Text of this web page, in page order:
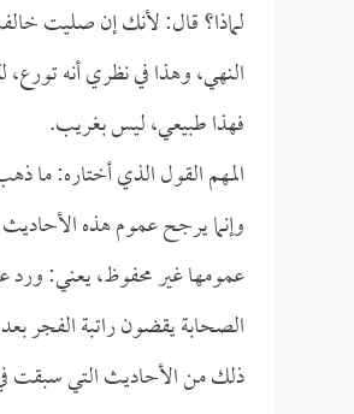
لماذا؟ قال: لأنك إن صليت
النهي، وهذا في نظري أنه تورع،
فهذا طبيعي، ليس بغريب.
المهم القول الذي أختاره: ما
وإنما يرجح عموم هذه
عمومها غير محفوظ، يعني: ورد
الصحابة يقضون راتبة الفجر
ذلك من الأحاديث التي سبقت في